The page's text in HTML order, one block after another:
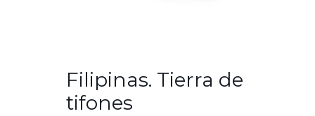
Filipinas. Tierra de
tifones